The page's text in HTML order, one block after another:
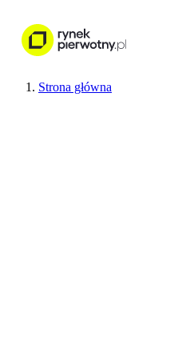
Nieruchomości
Strona główna